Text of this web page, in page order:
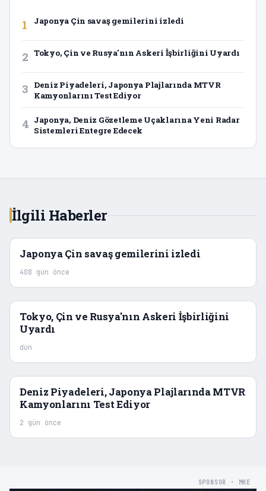
1 Japonya Çin savaş gemilerini izledi
2 Tokyo, Çin ve Rusya'nın Askeri İşbirliğini Uyardı
3
Deniz Piyadeleri, Japonya Plajlarında MTVR
Kamyonlarını Test Ediyor
4 Japonya, Deniz Gözetleme Uçaklarına Yeni Radar
Sistemleri Entegre Edecek
İlgili Haberler
Japonya Çin savaş gemilerini izledi
408 gün önce
Tokyo, Çin ve Rusya'nın Askeri İşbirliğini
Uyardı
dün
Deniz Piyadeleri, Japonya Plajlarında MTVR
Kamyonlarını Test Ediyor
2 gün önce
SPONSOR · MKE